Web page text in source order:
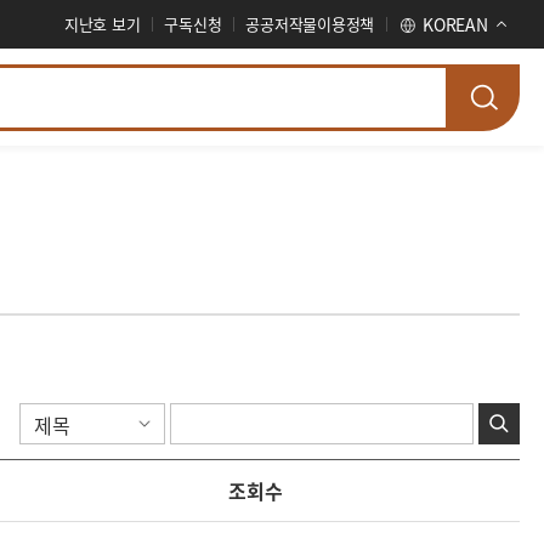
지난호 보기 구독신청 공공저작물이용정책 KOREAN
조회수